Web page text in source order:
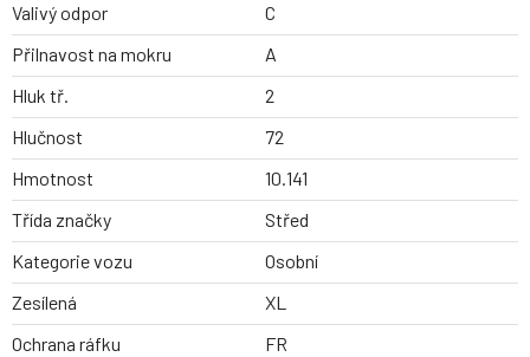
Valivý odpor
C
Přilnavost na mokru
A
Hluk tř.
2
Hlučnost
72
Hmotnost
10.141
Třída značky
Střed
Kategorie vozu
Osobní
Zesílená
XL
Ochrana ráfku
FR